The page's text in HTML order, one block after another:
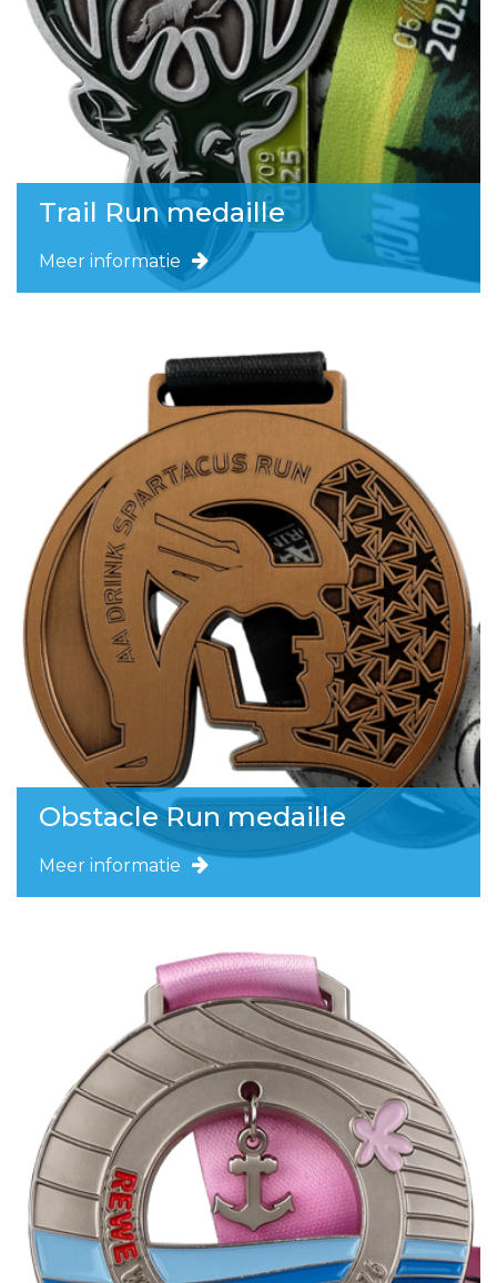
Trail Run medaille
Meer informatie
Obstacle Run medaille
Meer informatie